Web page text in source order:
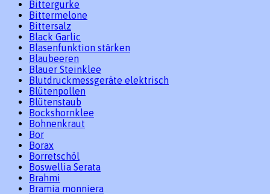
Bittergurke
Bittermelone
Bittersalz
Black Garlic
Blasenfunktion stärken
Blaubeeren
Blauer Steinklee
Blutdruckmessgeräte elektrisch
Blütenpollen
Blütenstaub
Bockshornklee
Bohnenkraut
Bor
Borax
Borretschöl
Boswellia Serata
Brahmi
Bramia monniera